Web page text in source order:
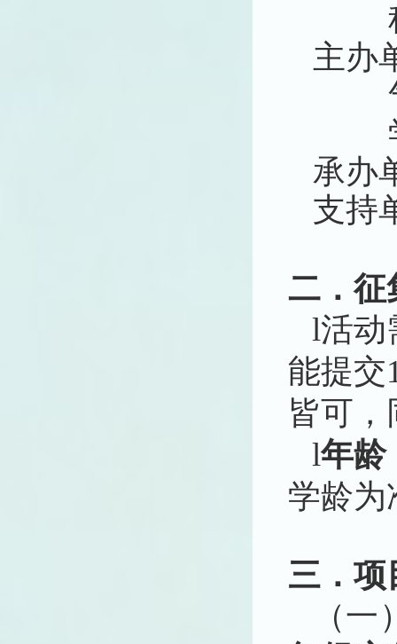
主办
承办
支持
二．征
l活动
能提交
皆可，
l年龄
学龄为
三． 项
（一